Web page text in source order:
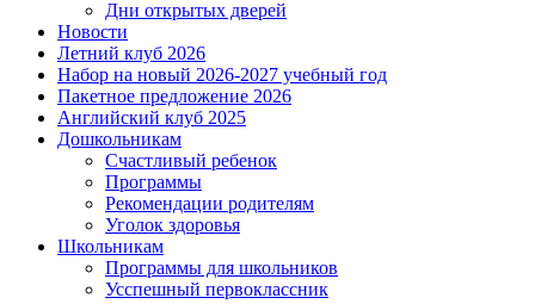
Дни открытых дверей
Новости
Летний клуб 2026
Набор на новый 2026-2027 учебный год
Пакетное предложение 2026
Английский клуб 2025
Дошкольникам
Счастливый ребенок
Программы
Рекомендации родителям
Уголок здоровья
Школьникам
Программы для школьников
Усспешный первоклассник